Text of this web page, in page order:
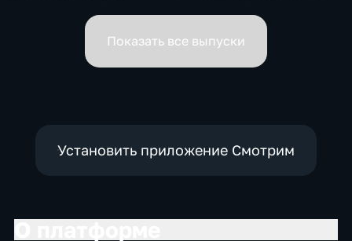
вице-премьеров
Показать все выпуски
Установить приложение Смотрим